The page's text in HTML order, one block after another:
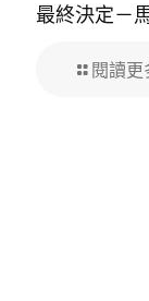
最終決定－
閱讀更